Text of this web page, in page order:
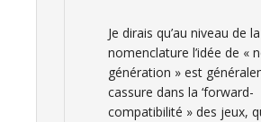
Je dirais qu’au niveau de la
nomenclature l’idée de «
génération » est
cassure dans la ‘forward-
compatibilité » des jeux,